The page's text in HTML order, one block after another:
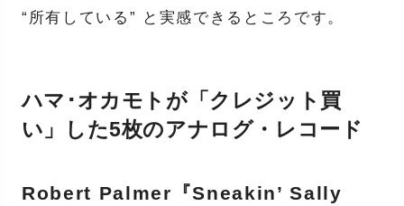
“所有している” と実感できるところです。
ハマ･オカモトが「クレジット買
い」した5枚のアナログ・レコード
Robert Palmer『Sneakin’ Sally